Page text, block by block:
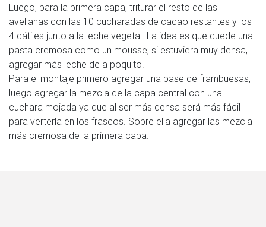
Luego, para la primera capa, triturar el resto de las
avellanas con las 10 cucharadas de cacao restantes y los
4 dátiles junto a la leche vegetal. La idea es que quede una
pasta cremosa como un mousse, si estuviera muy densa,
agregar más leche de a poquito.
Para el montaje primero agregar una base de frambuesas,
luego agregar la mezcla de la capa central con una
cuchara mojada ya que al ser más densa será más fácil
para verterla en los frascos. Sobre ella agregar las mezcla
más cremosa de la primera capa.